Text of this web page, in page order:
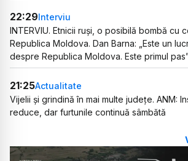
22:29Interviu
INTERVIU. Etnicii ruși, o posibilă bombă cu
Republica Moldova. Dan Barna: „Este un
despre Republica Moldova. Este primul
21:25Actualitate
Vijelii și grindină în mai multe județe. ANM:
reduce, dar furtunile continuă sâmbătă